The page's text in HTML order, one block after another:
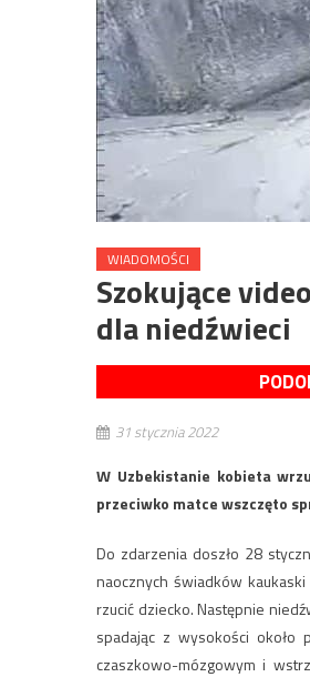
WIADOMOŚCI
Szokujące
dla niedźwieci
31 stycznia 2022
W Uzbekistanie kobieta
przeciwko matce wszczęto
Do zdarzenia doszło 28
naocznych świadków
rzucić dziecko. Następnie
spadając z wysokości około
czaszkowo-mózgowym i